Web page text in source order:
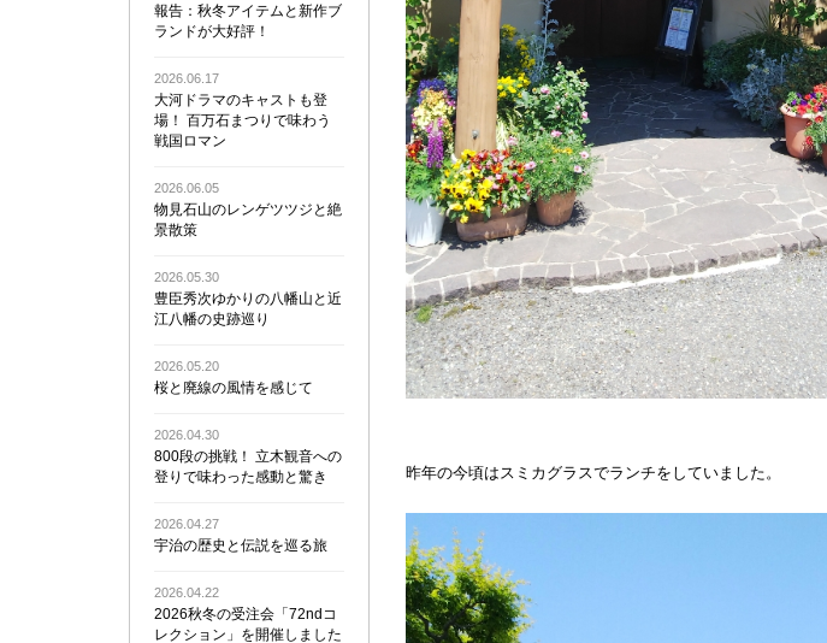
報告：秋冬アイテムと新作ブ
ランドが大好評！
2026.06.17
大河ドラマのキャストも登
場！ 百万石まつりで味わう
戦国ロマン
2026.06.05
物見石山のレンゲツツジと絶
景散策
2026.05.30
豊臣秀次ゆかりの八幡山と近
江八幡の史跡巡り
2026.05.20
桜と廃線の風情を感じて
2026.04.30
800段の挑戦！ 立木観音への
登りで味わった感動と驚き
2026.04.27
宇治の歴史と伝説を巡る旅
2026.04.22
2026秋冬の受注会「72ndコ
レクション」を開催しました
昨年の今頃はスミカグラスでランチをしていました。